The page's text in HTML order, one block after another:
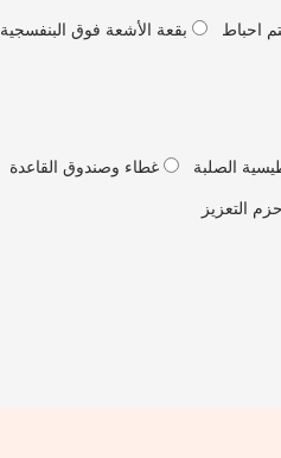
احباط
بقعة الأشعة فوق البنفسجية
الصلبة
غطاء وصندوق القاعدة
حزم التعزيز